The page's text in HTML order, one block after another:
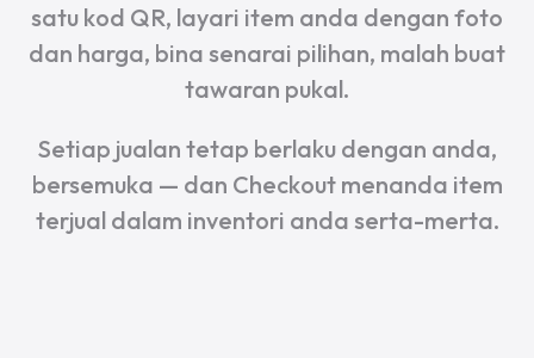
satu kod QR, layari item anda dengan foto
dan harga, bina senarai pilihan, malah buat
tawaran pukal.
Setiap jualan tetap berlaku dengan anda,
bersemuka — dan Checkout menanda item
terjual dalam inventori anda serta-merta.